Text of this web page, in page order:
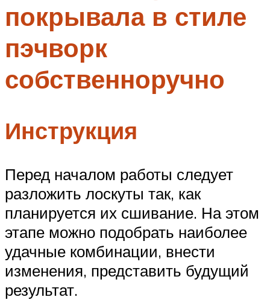
Меню
покрывала в стиле
пэчворк
собственноручно
Инструкция
Перед началом работы следует
разложить лоскуты так, как
планируется их сшивание. На этом
этапе можно подобрать наиболее
удачные комбинации, внести
изменения, представить будущий
результат.